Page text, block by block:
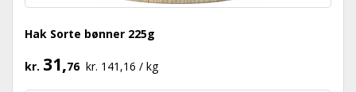
Hak Sorte bønner 225g
kr. 31,76kr. 141,16 / kg